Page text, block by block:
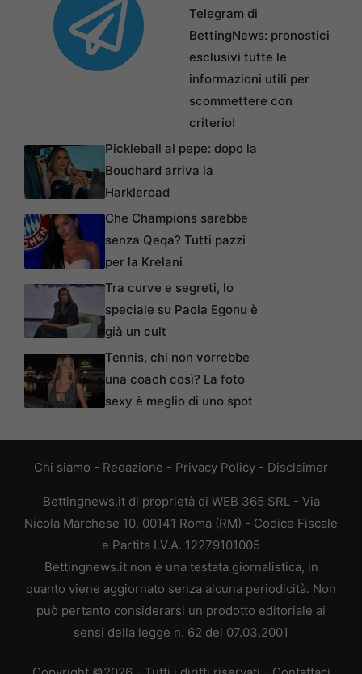
Telegram di
BettingNews: pronostici
esclusivi tutte le
informazioni utili per
scommettere con
criterio!
Pickleball al pepe: dopo la
Bouchard arriva la
Harkleroad
Che Champions sarebbe
senza Qeqa? Tutti pazzi
per la Krelani
Tra curve e segreti, lo
speciale su Paola Egonu è
già un cult
Tennis, chi non vorrebbe
una coach così? La foto
sexy è meglio di uno spot
Chi siamo - Redazione - Privacy Policy - Disclaimer
Bettingnews.it di proprietà di WEB 365 SRL - Via
Nicola Marchese 10, 00141 Roma (RM) - Codice Fiscale
e Partita I.V.A. 12279101005
Bettingnews.it non è una testata giornalistica, in
quanto viene aggiornato senza alcuna periodicità. Non
può pertanto considerarsi un prodotto editoriale ai
sensi della legge n. 62 del 07.03.2001